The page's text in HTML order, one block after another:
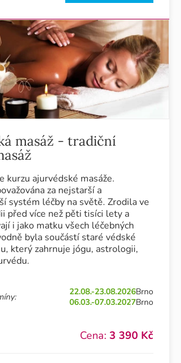
masáž - tradiční
kurzu ajurvédské masáže.
za nejstarší a
systém léčby na světě. Zrodila ve
před více než pěti tisíci lety a
i jako matku všech léčebných
byla součástí staré védské
který zahrnuje jógu, astrologii,
22.08.-23.08.2026Brno
06.03.-07.03.2027Brno
Cena: 3 390 Kč